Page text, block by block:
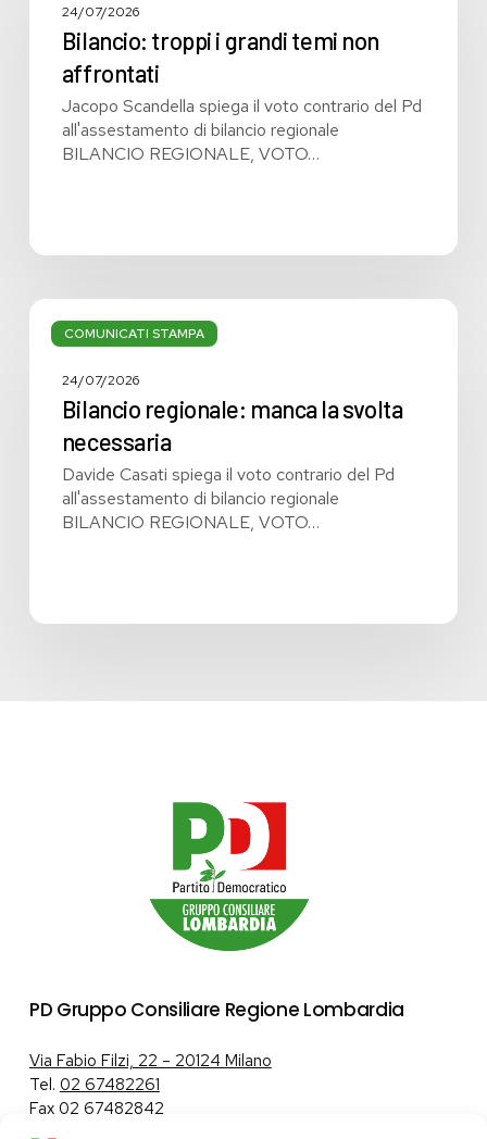
grandi
affrontati
24/07/2026
Bilancio: troppi i grandi temi non
affrontati
Jacopo Scandella spiega il voto contrario del Pd
all'assestamento di bilancio regionale
BILANCIO REGIONALE, VOTO…
COMUNICATI STAMPA
Bilancio
regionale:
svolta
24/07/2026
Bilancio regionale: manca la svolta
necessaria
Davide Casati spiega il voto contrario del Pd
all'assestamento di bilancio regionale
BILANCIO REGIONALE, VOTO…
PD Gruppo Consiliare Regione Lombardia
Via Fabio Filzi, 22 – 20124 Milano
Tel. 02 67482261
Fax 02 67482842